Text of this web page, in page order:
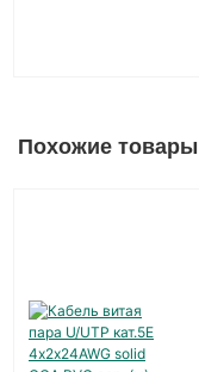
Похожие товары